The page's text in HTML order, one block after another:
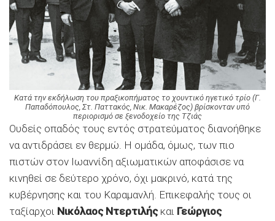
Κατά την εκδήλωση του πραξικοπήματος το χουντικό ηγετικό τρίο (Γ.
Παπαδόπουλος, Στ. Παττακός, Νικ. Μακαρέζος) βρίσκονταν υπό
περιορισμό σε ξενοδοχείο της Τζιάς
Ουδείς οπαδός τους εντός στρατεύματος διανοήθηκε
να αντιδράσει εν θερμώ. Η ομάδα, όμως, των πιο
πιστών στον Ιωαννίδη αξιωματικών αποφάσισε να
κινηθεί σε δεύτερο χρόνο, όχι μακρινό, κατά της
κυβέρνησης και του Καραμανλή. Επικεφαλής τους οι
ταξίαρχοι Νικόλαος Ντερτιλήςκαι Γεώργιος